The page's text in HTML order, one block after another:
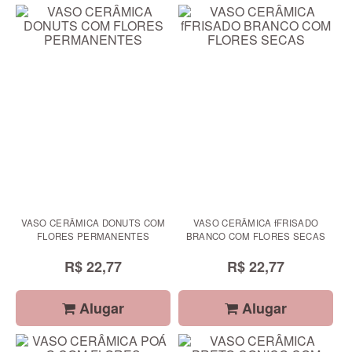
VASO CERÂMICA DONUTS COM
FLORES PERMANENTES
R$ 22,77
Alugar
VASO CERÂMICA fFRISADO
BRANCO COM FLORES SECAS
R$ 22,77
Alugar